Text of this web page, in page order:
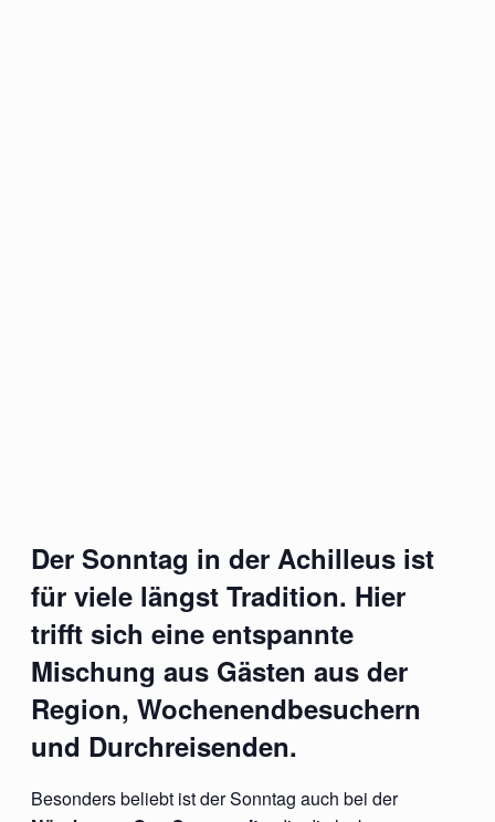
Der Sonntag in der Achilleus ist
für viele längst Tradition. Hier
trifft sich eine entspannte
Mischung aus Gästen aus der
Region, Wochenendbesuchern
und Durchreisenden.
Besonders beliebt ist der Sonntag auch bei der